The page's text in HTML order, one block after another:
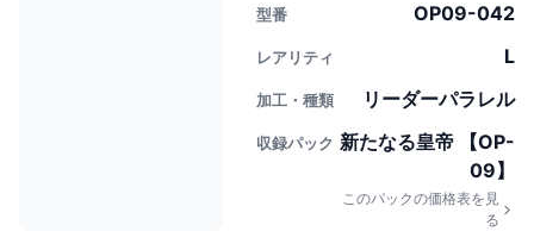
型番 OP09-042
レアリティ L
加工・種類 リーダーパラレル
収録パック 新たなる皇帝 【OP-
09】
このパックの価格表を見
る